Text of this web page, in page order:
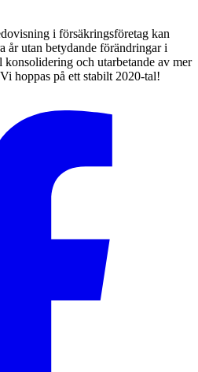
i försäk­ringsföretag kan
år utan betydande förändringar i
och utarbetande av mer
hoppas på ett stabilt 2020-tal!